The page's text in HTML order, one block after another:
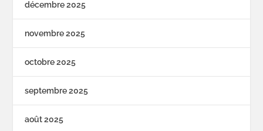
décembre 2025
novembre 2025
octobre 2025
septembre 2025
août 2025